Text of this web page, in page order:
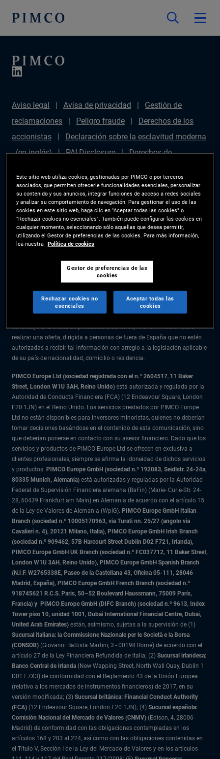
Aviso legal Avisa de privacidad
Gestión de
reclamaciones
Peligro fraude
Derechos de los
accionistas
Declaración sobre la esclavitud moderna
- (en inglés)
PAI Disclosure
Derechos de
preferencias de las cookies
PIMCO ESG Rating
Methodology
La información facilitada en el presente sitio web está destinada
exclusivamente a residentes en España.
título informativo y no debe considerarse asesoramiento en materia de
inversión. Se recomienda a los inversores que reciban asesoramiento
Los productos y servicios están disponibles solo para los residentes en la
constituye una oferta de productos o servicios, ni una invitación para
realizar una oferta, dirigida a personas de fuera de España que no estén
autorizadas a recibir tal información con arreglo a la legislación aplicable
de su país de nacionalidad, domicilio o residencia.
PIMCO Europe Ltd (sociedad registrada con el n.º 2604517, 11 Baker
Street, London W1U 3AH, Reino Unido) está autorizada y regulada por la
Autoridad de Conducta Financiera (FCA) (12 Endeavour Square, London
E20 1JN) en el Reino Unido. Los servicios prestados por PIMCO Europe
Ltd no están disponibles para inversores minoristas, quienes no deberían
tomar decisiones basándose en el contenido de esta comunicación, sino
que deberían ponerse en contacto con su asesor financiero. Dado que los
servicios y productos de PIMCO Europe Ltd se ofrecen en exclusiva a
clientes profesionales, siempre se afirma la idoneidad de dichos servicios
y productos. PIMCO Europe GmbH (sociedad n.º 192083, Seidlstr. 24-24a,
80335 Munich, Alemania) está autorizadas y reguladas por la Autoridad
Federal de Supervisión Financiera alemana (BaFin) (Marie- Curie-Str. 24-
28, 60439 Frankfurt am Main) en Alemania de acuerdo con el artículo 15
de la Ley de Valores de Alemania (WpIG). PIMCO Europe GmbH Italian
Branch (sociedad n.º 10005170963, via Turati nn. 25/27 (angolo via
Cavalieri n. 4), 20121 Milano, Italia), PIMCO Europe GmbH Irish Branch
(sociedad n.º 909462, 57B Harcourt Street Dublin D02 F721, Irlanda),
PIMCO Europe GmbH UK Branch (sociedad n.º FC037712, 11 Baker Street,
London W1U 3AH, Reino Unido), PIMCO Europe GmbH Spanish Branch
(N.I.F. W2765338E, Paseo de la Castellana 43, Oficina 05-111, 28046
Madrid, España), PIMCO Europe GmbH French Branch (sociedad n.º
918745621 R.C.S. Paris, 50–52 Boulevard Haussmann, 75009 París,
Francia) y PIMCO Europe GmbH (DIFC Branch) (sociedad n.º 9613, Index
Tower piso 10, unidad 1001, Dubai International Financial Centre, Dubai,
United Arab Emirates) están, asimismo, sujetas a la supervisión de (1)
Sucursal italiana: la Commissione Nazionale per le Società e la Borsa
(CONSOB) (Giovanni Battista Martini, 3 - 00198 Rome) de acuerdo con el
artículo 27 de la Ley Financiera Refundida de Italia; (2) Sucursal irlandesa:
Banco Central de Irlanda (New Wapping Street, North Wall Quay, Dublin 1
D01 F7X3) de conformidad con el Reglamento 43 de la Unión Europea
(relativo a los mercados de instrumentos financieros) de 2017, en su
versión modificada; (3) Sucursal británica: Financial Conduct Authority
(FCA) (12 Endeavour Square, London E20 1JN); (4) Sucursal española:
Comisión Nacional del Mercado de Valores (CNMV) (Edison, 4, 28006
Madrid) de conformidad con las obligaciones contempladas en los
artículos 168 y 203 al 224, así como con las obligaciones contenidas en
el Título V, Sección I de la Ley del Mercado de Valores y en los artículos
Este sitio web utiliza cookies, gestionadas por PIMCO o por terceros
asociados, que permiten ofrecerle funcionalidades esenciales, personalizar
su contenido y sus anuncios, integrar funciones de acceso a redes sociales
y analizar su comportamiento de navegación. Para gestionar el uso de las
cookies en este sitio web, haga clic en "Aceptar todas las cookies" o
"Rechazar cookies no esenciales". También puede configurar las cookies en
cualquier momento, seleccionando sólo aquellas que desea permitir,
utilizando el Gestor de preferencias de las cookies. Para más información,
lea nuestra Política de cookies
Gestor de preferencias de las
cookies
Rechazar cookies no
esenciales
Aceptar todas las
cookies